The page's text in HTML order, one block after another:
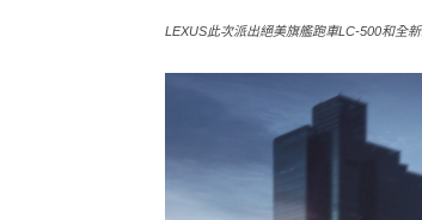
LEXUS此次派出絕美旗艦跑車LC-500和全